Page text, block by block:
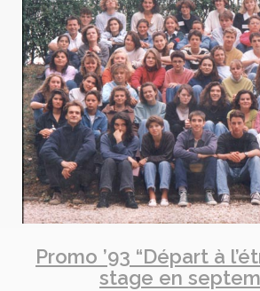
Promo ’93 “Départ à
stage en